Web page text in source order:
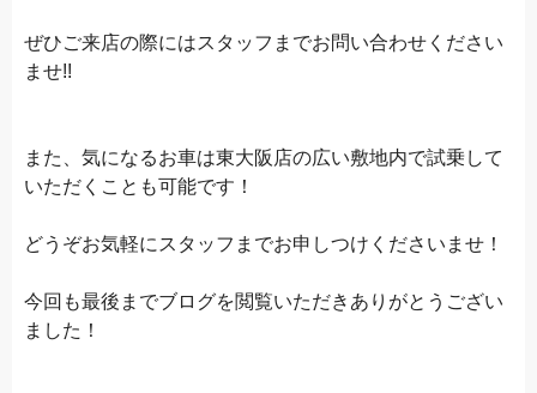
ぜひご来店の際にはスタッフまでお問い合わせください
ませ!!
また、気になるお車は東大阪店の広い敷地内で試乗して
いただくことも可能です！
どうぞお気軽にスタッフまでお申しつけくださいませ！
今回も最後までブログを閲覧いただきありがとうござい
ました！